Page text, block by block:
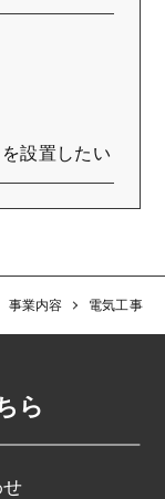
設置したい
事業内容 電気工事
ら